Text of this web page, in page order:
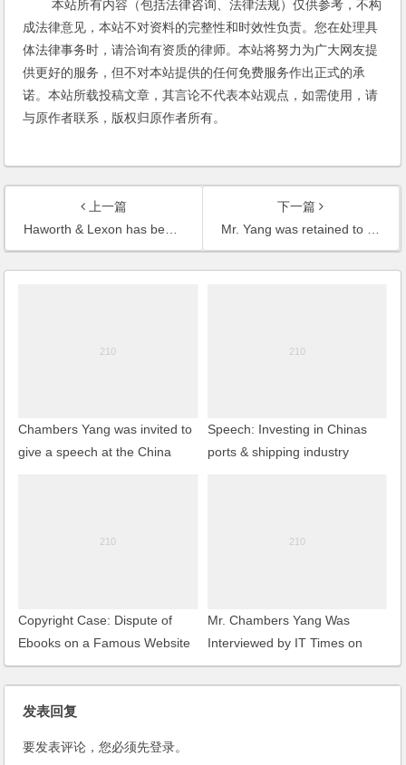
本站所有内容（包括法律咨询、法律法规）仅供参考，不构
成法律意见，本站不对资料的完整性和时效性负责。您在处理具
体法律事务时，请洽询有资质的律师。本站将努力为广大网友提
供更好的服务，但不对本站提供的任何免费服务作出正式的承
诺。本站所载投稿文章，其言论不代表本站观点，如需使用，请
与原作者联系，版权归原作者所有。
上一篇
Haworth & Lexon has been given a special remark in Asia Pacific Legal 500 of Legalease Ltd. and Chambers Yang has been featured
下一篇
Mr. Yang was retained to act as the counsel for Munich Trade Fairs (Shanghai) Co., Ltd.
Chambers Yang was invited to
give a speech at the China
Speech: Investing in Chinas
ports & shipping industry
Copyright Case: Dispute of
Ebooks on a Famous Website
Infringing Authors Rights to
Network Dissemination of
Information
Mr. Chambers Yang Was
Interviewed by IT Times on
Illegal Ads on Search Engines
发表回复
要发表评论，您必须先登录。